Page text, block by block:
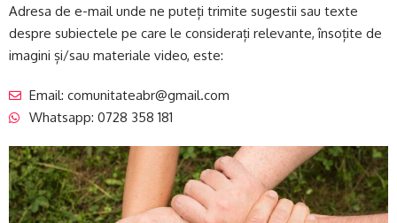
Adresa de e-mail unde ne puteți trimite sugestii sau texte
despre subiectele pe care le considerați relevante, însoțite de
imagini și/sau materiale video, este:
Email: comunitateabr@gmail.com
Whatsapp: 0728 358 181